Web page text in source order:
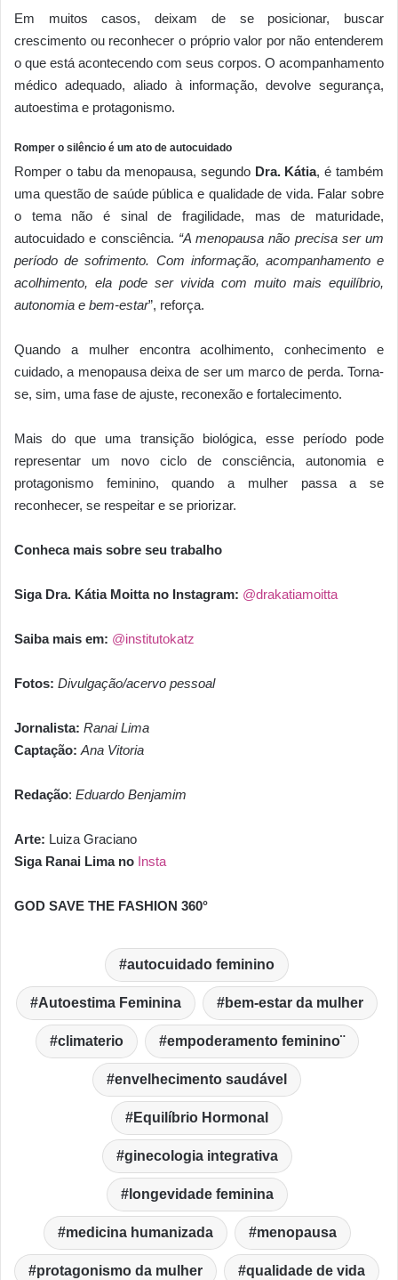
Em muitos casos, deixam de se posicionar, buscar
crescimento ou reconhecer o próprio valor por não entenderem
o que está acontecendo com seus corpos. O acompanhamento
médico adequado, aliado à informação, devolve segurança,
autoestima e protagonismo.
Romper o silêncio é um ato de autocuidado
Romper o tabu da menopausa, segundo Dra. Kátia, é também
uma questão de saúde pública e qualidade de vida. Falar sobre
o tema não é sinal de fragilidade, mas de maturidade,
autocuidado e consciência. “A menopausa não precisa ser um
período de sofrimento. Com informação, acompanhamento e
acolhimento, ela pode ser vivida com muito mais equilíbrio,
autonomia e bem-estar”, reforça.
Quando a mulher encontra acolhimento, conhecimento e
cuidado, a menopausa deixa de ser um marco de perda. Torna-
se, sim, uma fase de ajuste, reconexão e fortalecimento.
Mais do que uma transição biológica, esse período pode
representar um novo ciclo de consciência, autonomia e
protagonismo feminino, quando a mulher passa a se
reconhecer, se respeitar e se priorizar.
Conheca mais sobre seu trabalho
Siga Dra. Kátia Moitta no Instagram: @drakatiamoitta
Saiba mais em: @institutokatz
Fotos: Divulgação/acervo pessoal
Jornalista: Ranai Lima
Captação: Ana Vitoria
Redação: Eduardo Benjamim
Arte: Luiza Graciano
Siga Ranai Lima no Insta
GOD SAVE THE FASHION 360°
autocuidado feminino
Autoestima Feminina bem-estar da mulher
climaterio empoderamento feminino¨
envelhecimento saudável
Equilíbrio Hormonal
ginecologia integrativa
longevidade feminina
medicina humanizada menopausa
protagonismo da mulher qualidade de vida